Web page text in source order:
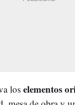
loselementos